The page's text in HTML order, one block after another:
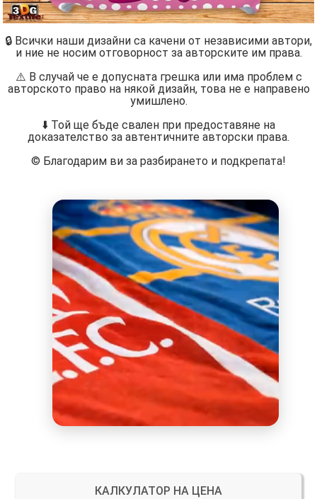
🔒 Всички наши дизайни са качени от независими автори,
и ние не носим отговорност за авторските им права.
⚠️ В случай че е допусната грешка или има проблем с
авторското право на някой дизайн, това не е направено
умишлено.
⬇️ Той ще бъде свален при предоставяне на
доказателство за автентичните авторски права.
©️ Благодарим ви за разбирането и подкрепата!
КАЛКУЛАТОР НА ЦЕНА